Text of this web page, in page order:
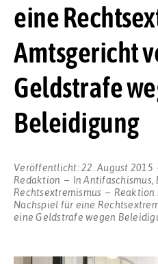
eine
Amtsgericht
Geldstrafe
Beleidigung
Veröffentlicht:22. August 2015
Redaktion
InAntifaschismus,
Rechtsextremismus
Reaktion
Nachspiel für eine
eine Geldstrafe wegen